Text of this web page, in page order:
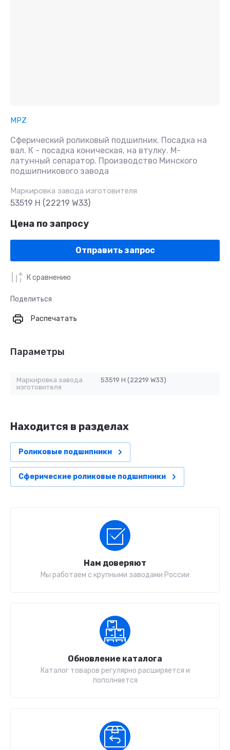
MPZ
Сферический роликовый подшипник. Посадка на
вал. К - посадка коническая, на втулку. М-
латунный сепаратор. Производство Минского
подшипникового завода
Маркировка завода изготовителя
53519 H (22219 W33)
Цена по запросу
Отправить запрос
К сравнению
Поделиться
Распечатать
Параметры
Маркировка завода
изготовителя
53519 H (22219 W33)
Находится в разделах
Роликовые подшипники
Сферические роликовые подшипники
Нам доверяют
Мы работаем с крупными заводами России
Обновление каталога
Каталог товаров регулярно расширяется и
пополняется